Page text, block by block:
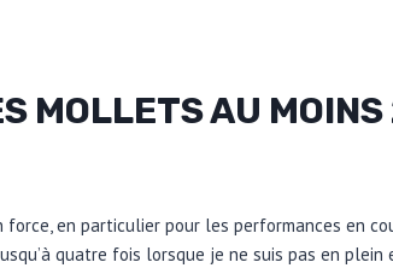
MOLLETS AU
en particulier pour les performances en
quatre fois lorsque je ne suis pas en plein